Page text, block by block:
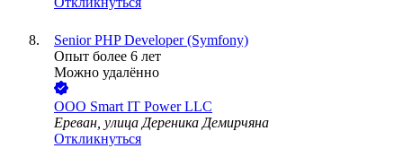
Senior PHP Developer (Symfony)
Опыт более 6 лет
Можно удалённо
ООО Smart IT Power LLC
Ереван, улица Дереника Демирчяна
Откликнуться